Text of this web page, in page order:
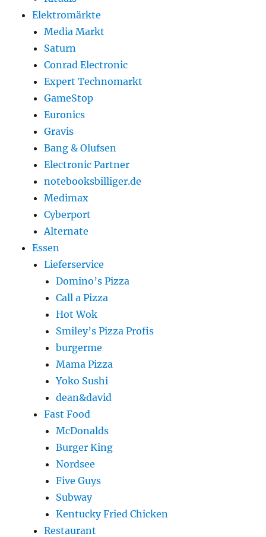
Elektromärkte
Media Markt
Saturn
Conrad Electronic
Expert Technomarkt
GameStop
Euronics
Gravis
Bang & Olufsen
Electronic Partner
notebooksbilliger.de
Medimax
Cyberport
Alternate
Essen
Lieferservice
Domino’s Pizza
Call a Pizza
Hot Wok
Smiley’s Pizza Profis
burgerme
Mama Pizza
Yoko Sushi
dean&david
Fast Food
McDonalds
Burger King
Nordsee
Five Guys
Subway
Kentucky Fried Chicken
Restaurant